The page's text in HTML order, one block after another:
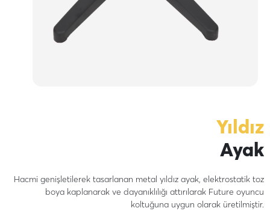
Yıldız
Ayak
Hacmi genişletilerek tasarlanan metal yıldız ayak, elektrostatik toz
boya kaplanarak ve dayanıklılığı attırılarak Future oyuncu
koltuğuna uygun olarak üretilmiştir.